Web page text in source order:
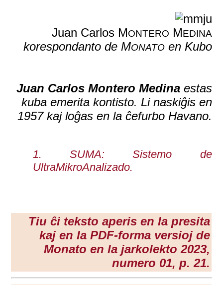
Juan Carlos MONTERO MEDINA
korespondanto de MONATOen Kubo
Juan Carlos Montero Medinaestas
kuba emerita kontisto. Li naskiĝis en
1957 kaj loĝas en la ĉefurbo Havano.
1. SUMA: Sistemo de
UltraMikroAnalizado.
Tiu ĉi teksto aperis en la presita
kaj en la PDF-forma versioj de
Monato en lajarkolekto 2023,
numero 01, p. 21.